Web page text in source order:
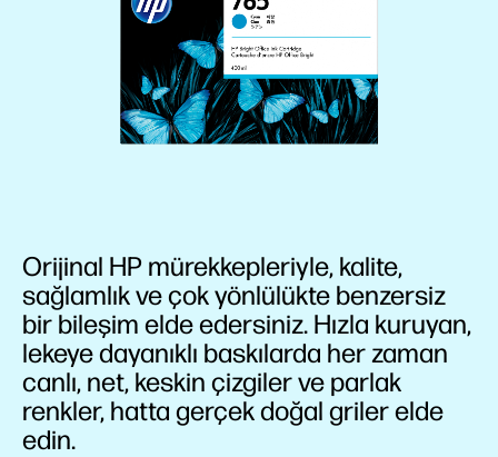
Orijinal HP mürekkepleriyle, kalite,
sağlamlık ve çok yönlülükte benzersiz
bir bileşim elde edersiniz. Hızla kuruyan,
lekeye dayanıklı baskılarda her zaman
canlı, net, keskin çizgiler ve parlak
renkler, hatta gerçek doğal griler elde
edin.